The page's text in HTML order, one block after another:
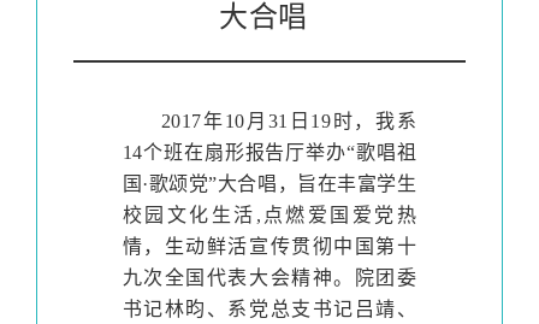
大合唱
2017年10月31日19时，我系
14个班在扇形报告厅举办“歌唱祖
国·歌颂党”大合唱，旨在丰富学生
校园文化生活,点燃爱国爱党热
情，生动鲜活宣传贯彻中国第十
九次全国代表大会精神。院团委
书记林昀、系党总支书记吕靖、